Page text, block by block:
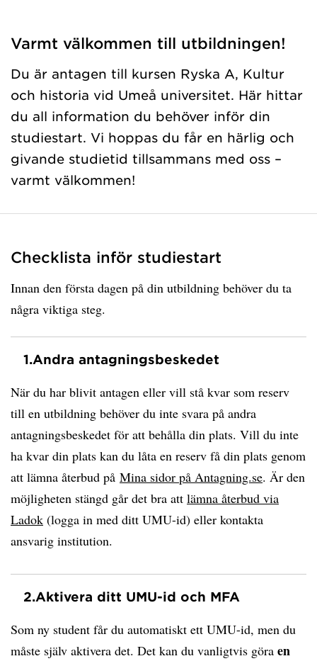
Varmt välkommen till utbildningen!
Du är antagen till kursen Ryska A, Kultur
och historia vid Umeå universitet. Här hittar
du all information du behöver inför din
studiestart. Vi hoppas du får en härlig och
givande studietid tillsammans med oss –
varmt välkommen!
Checklista inför studiestart
Innan den första dagen på din utbildning behöver du ta
några viktiga steg.
1.Andra antagningsbeskedet
När du har blivit antagen eller vill stå kvar som reserv
till en utbildning behöver du inte svara på andra
antagningsbeskedet för att behålla din plats. Vill du inte
ha kvar din plats kan du låta en reserv få din plats genom
att lämna återbud på Mina sidor på Antagning.se. Är den
möjligheten stängd går det bra att lämna återbud via
Ladok (logga in med ditt UMU-id) eller kontakta
ansvarig institution.
2.Aktivera ditt UMU-id och MFA
Som ny student får du automatiskt ett UMU-id, men du
måste själv aktivera det. Det kan du vanligtvis göra en